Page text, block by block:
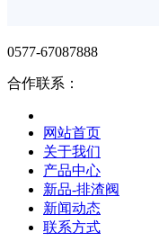
0577-67087888
合作联系：
网站首页
关于我们
产品中心
新品-排渣阀
新闻动态
联系方式